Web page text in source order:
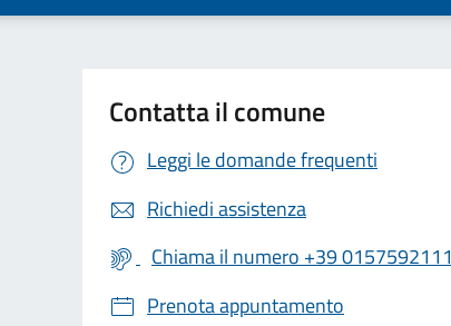
Contatta il comune
Leggi le domande frequenti
Richiedi assistenza
Chiama il numero +39 0157592111
Prenota appuntamento